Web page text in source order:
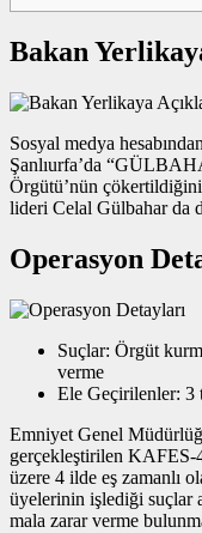
Bakan
Sosyal medya
Şanlıurfa’da
Örgütü’nün
lideri Celal Gülbahar da
Operasyon
Suçlar: Örgüt
verme
Ele Geçirilenler: 3
Emniyet Genel
gerçekleştirilen KAFES-
üzere 4 ilde eş zamanlı
üyelerinin işlediği suçlar
mala zarar verme